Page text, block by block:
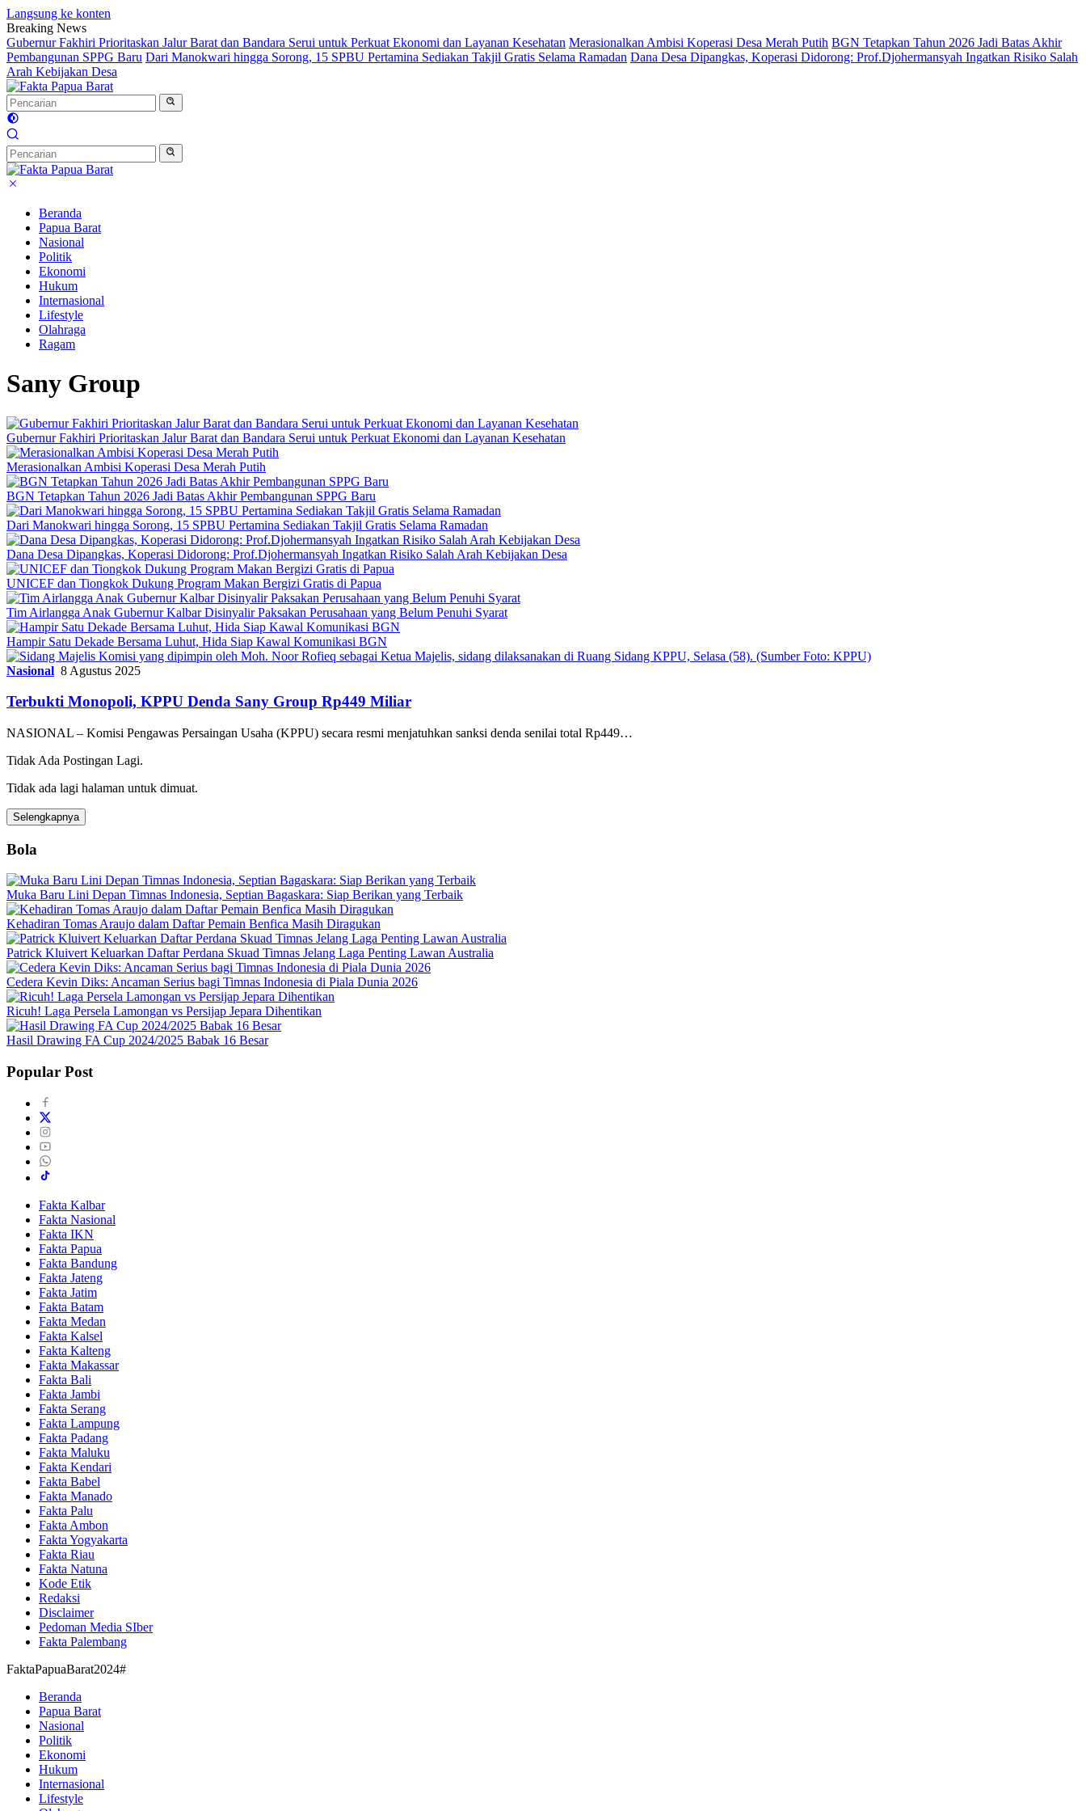
Langsung ke konten
Breaking News
Gubernur Fakhiri Prioritaskan Jalur Barat dan Bandara Serui untuk Perkuat Ekonomi dan Layanan Kesehatan Merasionalkan Ambisi Koperasi Desa Merah Putih BGN Tetapkan Tahun 2026 Jadi Batas Akhir
Pembangunan SPPG Baru Dari Manokwari hingga Sorong, 15 SPBU Pertamina Sediakan Takjil Gratis Selama Ramadan Dana Desa Dipangkas, Koperasi Didorong: Prof.Djohermansyah Ingatkan Risiko Salah
Arah Kebijakan Desa
Beranda
Papua Barat
Nasional
Politik
Ekonomi
Hukum
Internasional
Lifestyle
Olahraga
Ragam
Sany Group
Gubernur Fakhiri Prioritaskan Jalur Barat dan Bandara Serui untuk Perkuat Ekonomi dan Layanan Kesehatan
Merasionalkan Ambisi Koperasi Desa Merah Putih
BGN Tetapkan Tahun 2026 Jadi Batas Akhir Pembangunan SPPG Baru
Dari Manokwari hingga Sorong, 15 SPBU Pertamina Sediakan Takjil Gratis Selama Ramadan
Dana Desa Dipangkas, Koperasi Didorong: Prof.Djohermansyah Ingatkan Risiko Salah Arah Kebijakan Desa
UNICEF dan Tiongkok Dukung Program Makan Bergizi Gratis di Papua
Tim Airlangga Anak Gubernur Kalbar Disinyalir Paksakan Perusahaan yang Belum Penuhi Syarat
Hampir Satu Dekade Bersama Luhut, Hida Siap Kawal Komunikasi BGN
Nasional 8 Agustus 2025
Terbukti Monopoli, KPPU Denda Sany Group Rp449 Miliar
NASIONAL – Komisi Pengawas Persaingan Usaha (KPPU) secara resmi menjatuhkan sanksi denda senilai total Rp449…
Tidak Ada Postingan Lagi.
Tidak ada lagi halaman untuk dimuat.
Selengkapnya
Bola
Muka Baru Lini Depan Timnas Indonesia, Septian Bagaskara: Siap Berikan yang Terbaik
Kehadiran Tomas Araujo dalam Daftar Pemain Benfica Masih Diragukan
Patrick Kluivert Keluarkan Daftar Perdana Skuad Timnas Jelang Laga Penting Lawan Australia
Cedera Kevin Diks: Ancaman Serius bagi Timnas Indonesia di Piala Dunia 2026
Ricuh! Laga Persela Lamongan vs Persijap Jepara Dihentikan
Hasil Drawing FA Cup 2024/2025 Babak 16 Besar
Popular Post
Fakta Kalbar
Fakta Nasional
Fakta IKN
Fakta Papua
Fakta Bandung
Fakta Jateng
Fakta Jatim
Fakta Batam
Fakta Medan
Fakta Kalsel
Fakta Kalteng
Fakta Makassar
Fakta Bali
Fakta Jambi
Fakta Serang
Fakta Lampung
Fakta Padang
Fakta Maluku
Fakta Kendari
Fakta Babel
Fakta Manado
Fakta Palu
Fakta Ambon
Fakta Yogyakarta
Fakta Riau
Fakta Natuna
Kode Etik
Redaksi
Disclaimer
Pedoman Media SIber
Fakta Palembang
FaktaPapuaBarat2024#
Beranda
Papua Barat
Nasional
Politik
Ekonomi
Hukum
Internasional
Lifestyle